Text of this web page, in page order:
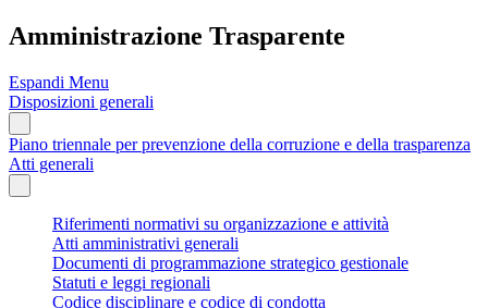
Amministrazione Trasparente
Espandi Menu
Disposizioni generali
Piano triennale per prevenzione della corruzione e della trasparenza
Atti generali
Riferimenti normativi su organizzazione e attività
Atti amministrativi generali
Documenti di programmazione strategico gestionale
Statuti e leggi regionali
Codice disciplinare e codice di condotta